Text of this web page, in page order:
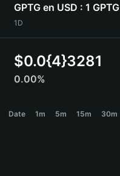
Bahasa Indonesia
ภาษาไทย
हिन्दी
Español
Português (Brasil)
GPTG en USD : 1
1D
$0.0{4}3281
0.00%
Date 1m 5m 15m 30m